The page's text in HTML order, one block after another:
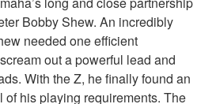
Bobby Shew. An incredibly
needed one efficient
out a powerful lead and
With the Z, he finally found an
of his playing requirements. The